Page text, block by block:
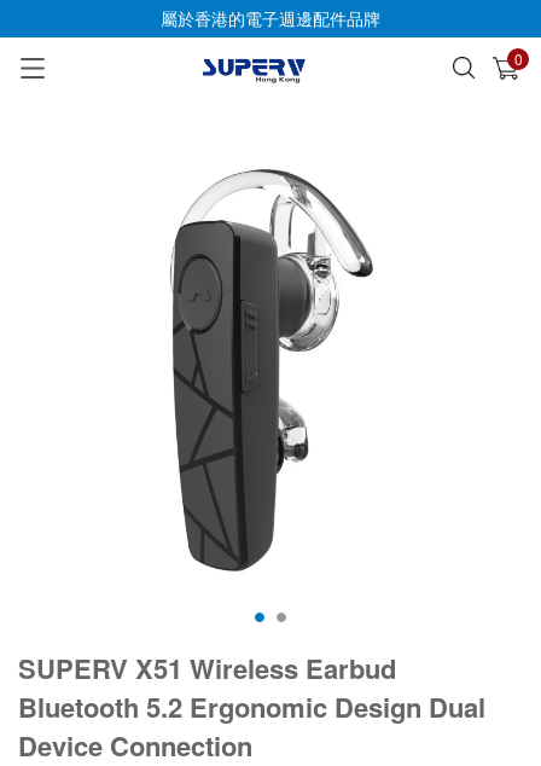
屬於香港的電子週邊配件品牌
0
已加入購物車 查看
SUPERV X51 Wireless Earbud
Bluetooth 5.2 Ergonomic Design Dual
Device Connection